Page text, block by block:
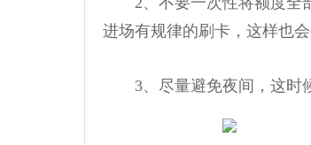
进场有规律的刷卡，这样也会
3、尽量避免夜间，这时候